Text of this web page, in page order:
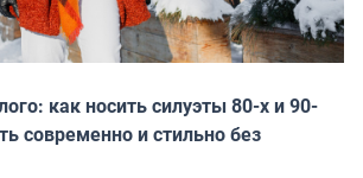
как носить силуэты 80-х и 90-
современно и стильно без